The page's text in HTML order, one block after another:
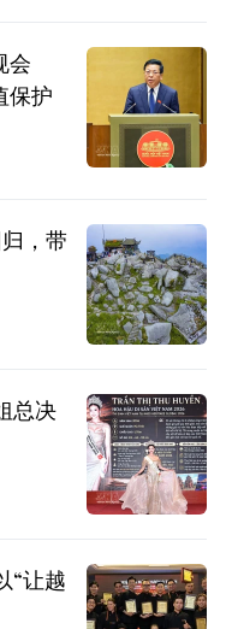
会
保护
，带
总决
“让越